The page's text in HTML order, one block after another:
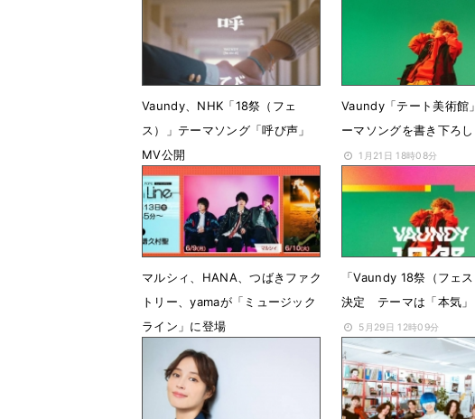
Vaundy、NHK「18祭（フェ
ス）」テーマソング「呼び声」
MV公開
3月16日 06時00分
Vaundy「テート美術館
ーマソングを書き下ろし
1月21日 18時08分
マルシィ、HANA、つばきファク
トリー、yamaが「ミュージック
ライン」に登場
6月9日 16時43分
「Vaundy 18祭（フェ
決定 テーマは「本気」
5月29日 12時09分